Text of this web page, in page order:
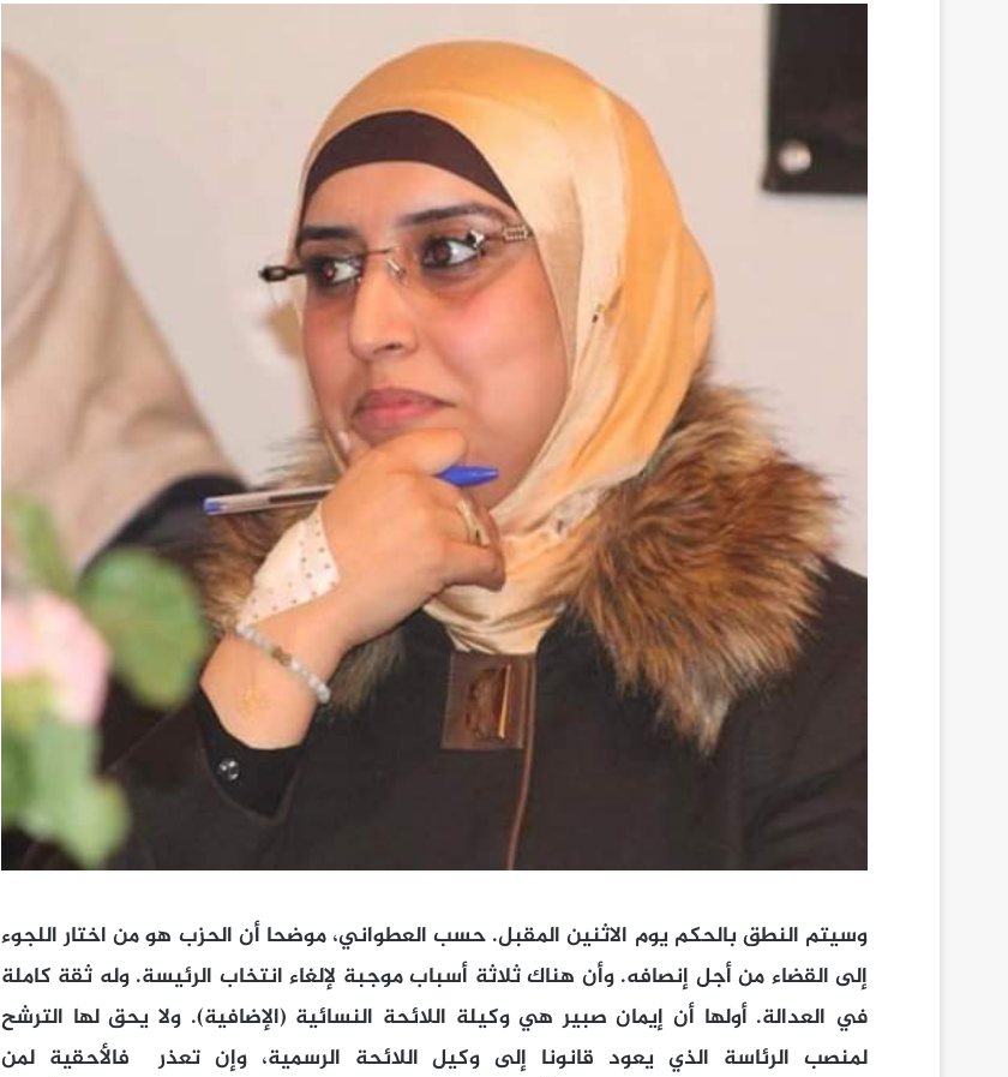
وسيتم النطق بالحكم يوم الاثنين المقبل. حسب العطواني، موضحا أن الحزب هو من اختار اللجوء
إلى القضاء من أجل إنصافه. وأن هناك ثلاثة أسباب موجبة لإلغاء انتخاب الرئيسة. وله ثقة كاملة
في العدالة. أولها أن إيمان صبير هي وكيلة اللائحة النسائية (الإضافية). ولا يحق لها الترشح
لمنصب الرئاسة الذي يعود قانونا إلى وكيل اللائحة الرسمية، وإن تعذر فالأحقية لمن